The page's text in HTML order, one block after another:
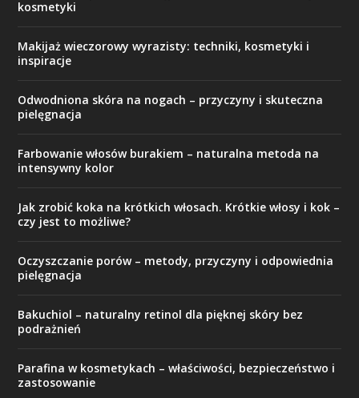
kosmetyki
Makijaż wieczorowy wyrazisty: techniki, kosmetyki i
inspiracje
Odwodniona skóra na nogach – przyczyny i skuteczna
pielęgnacja
Farbowanie włosów burakiem – naturalna metoda na
intensywny kolor
Jak zrobić koka na krótkich włosach. Krótkie włosy i kok –
czy jest to możliwe?
Oczyszczanie porów – metody, przyczyny i odpowiednia
pielęgnacja
Bakuchiol – naturalny retinol dla pięknej skóry bez
podrażnień
Parafina w kosmetykach – właściwości, bezpieczeństwo i
zastosowanie